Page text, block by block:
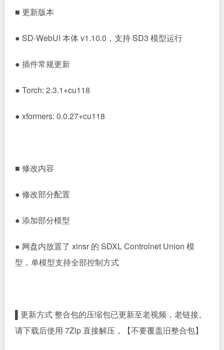
■ 更新版本
● SD-WebUI 本体 v1.10.0，支持 SD3 模型运行
● 插件常规更新
● Torch: 2.3.1+cu118
● xformers: 0.0.27+cu118
■ 修改内容
● 修改部分配置
● 添加部分模型
● 网盘内放置了 xinsr 的 SDXL Controlnet Union 模
型，单模型支持全部控制方式
▌更新方式 整合包的压缩包已更新至老视频，老链接。
请下载后使用 7Zip 直接解压，【不要覆盖旧整合包】